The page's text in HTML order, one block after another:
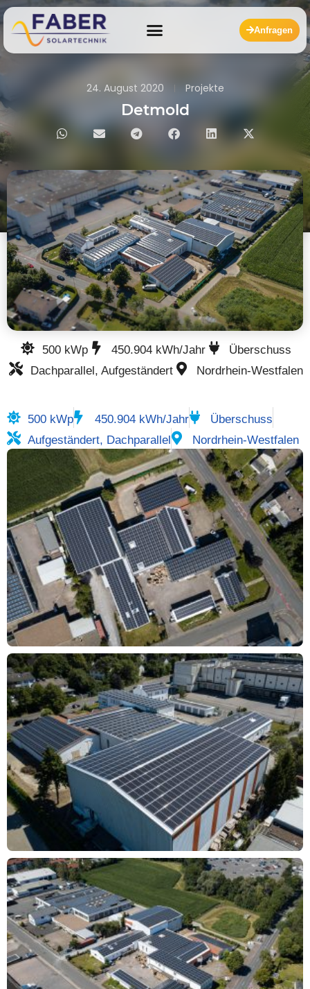
Anfragen
24. August 2020 Projekte
Detmold
500 kWp 450.904 kWh/Jahr
Überschuss
Dachparallel, Aufgeständert
Nordrhein-Westfalen
500 kWp 450.904 kWh/Jahr
Überschuss
Aufgeständert, Dachparallel
Nordrhein-Westfalen